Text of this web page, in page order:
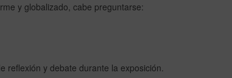
y globalizado, cabe preguntarse:
reflexión y debate durante la exposición.